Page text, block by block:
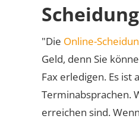
"Die Online-
Geld, denn Sie
Fax erledigen. Es ist
Terminabsprachen.
erreichen sind.